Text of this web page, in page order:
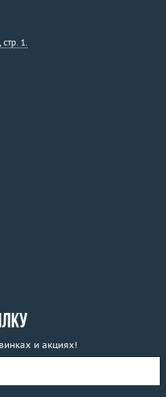
1.
и акциях!